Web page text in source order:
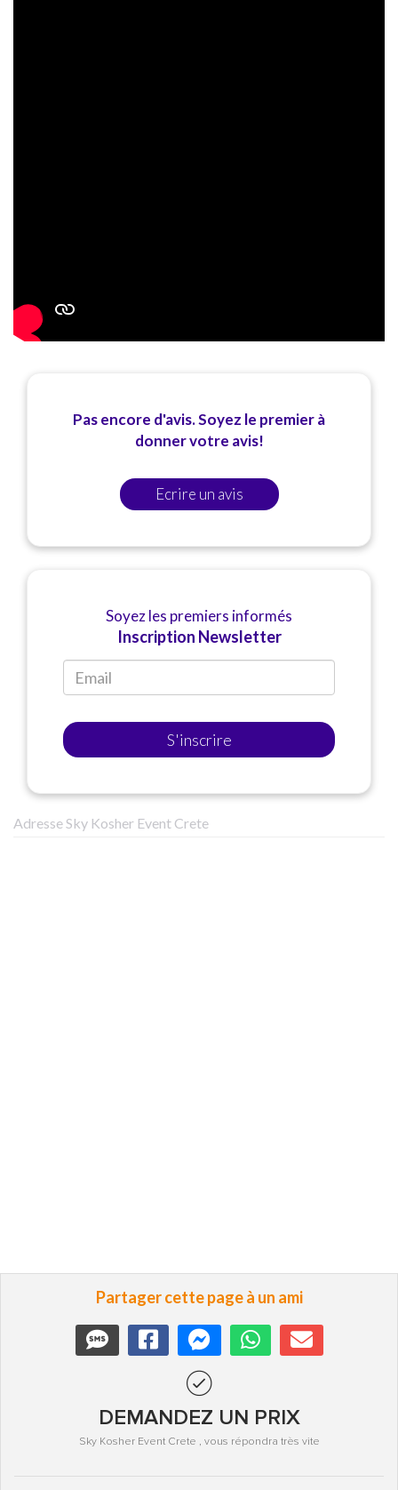
Pas encore d'avis. Soyez le premier à
donner votre avis!
Ecrire un avis
Soyez les premiers informés
Inscription Newsletter
S'inscrire
Adresse Sky Kosher Event Crete
Partager cette page à un ami
DEMANDEZ UN PRIX
Sky Kosher Event Crete , vous répondra très vite